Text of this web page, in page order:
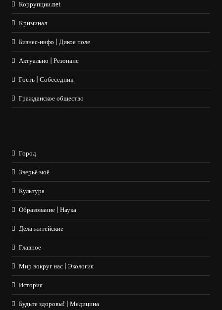
Коррупции.net
Криминал
Бизнес-инфо | Дикое поле
Актуально | Резонанс
Гость | Собеседник
Гражданское общество
Город
Зверьё моё
Культура
Образование | Наука
Дела житейские
Главное
Мир вокруг нас | Экология
История
Будьте здоровы! | Медицина